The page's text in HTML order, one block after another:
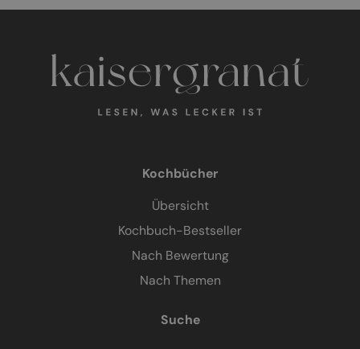
Kochbücher
Übersicht
Kochbuch-Bestseller
Nach Bewertung
Nach Themen
Suche